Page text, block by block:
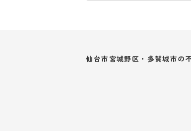
仙台市宮城野区・多賀城市の